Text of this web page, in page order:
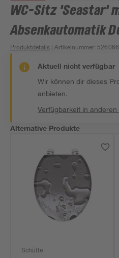
WC-Sitz 'Seastar'
Absenkautomatik
Produktdetails | Artikelnummer:
Aktuell nicht verfügbar
Wir können dir dieses
anbieten.
Verfügbarkeit in
Alternative Produkte
Schütte